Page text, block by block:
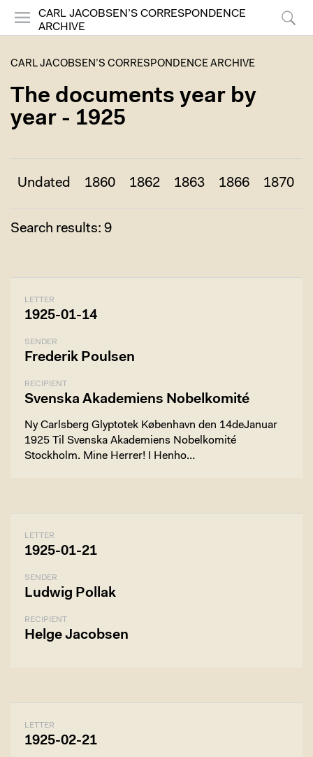
CARL JACOBSEN’S CORRESPONDENCE
ARCHIVE
CARL JACOBSEN’S CORRESPONDENCE ARCHIVE
The documents year by
year - 1925
Undated 1860 1862 1863 1866 1870
Search results: 9
LETTER
1925-01-14
SENDER
Frederik Poulsen
RECIPIENT
Svenska Akademiens Nobelkomité
Ny Carlsberg Glyptotek København den 14deJanuar
1925 Til Svenska Akademiens Nobelkomité
Stockholm. Mine Herrer! I Henho…
LETTER
1925-01-21
SENDER
Ludwig Pollak
RECIPIENT
Helge Jacobsen
LETTER
1925-02-21